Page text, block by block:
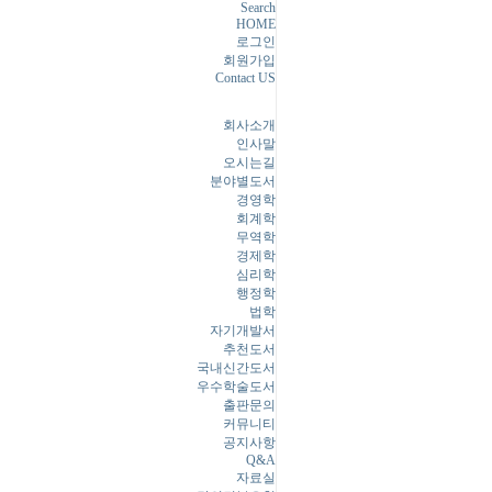
Search
HOME
로그인
회원가입
Contact US
회사소개
인사말
오시는길
분야별도서
경영학
회계학
무역학
경제학
심리학
행정학
법학
자기개발서
추천도서
국내신간도서
우수학술도서
출판문의
커뮤니티
공지사항
Q&A
자료실